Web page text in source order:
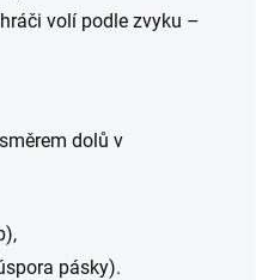
volí podle zvyku –
dolů v
pásky).